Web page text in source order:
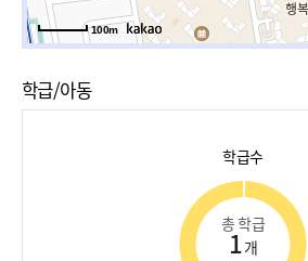
100m
학급/아동
학급수
총 학급
1개